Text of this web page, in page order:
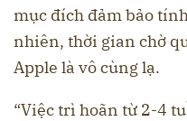
mục đích đảm bảo
nhiên, thời gian chờ
Apple là vô cùng lạ.
“Việc trì hoãn từ 2-4